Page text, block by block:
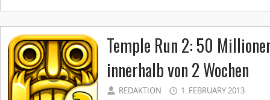
Temple Run 2: 50
innerhalb von 2 Wochen
REDAKTION 1. FEBRUARY 2013